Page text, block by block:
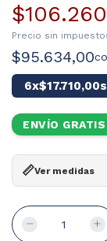
Precio sin
$95.634,00
6x$17.710,00
ENVÍO GRATIS
📏Ver medidas
Ancho cristal:
Alto:
Puente: